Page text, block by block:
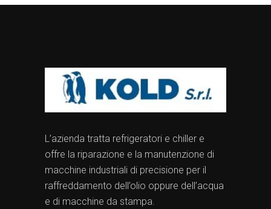
L’azienda tratta refrigeratori e chiller e
offre la riparazione e la manutenzione di
macchine industriali di precisione per il
raffreddamento dell’olio oppure dell’acqua
e di macchine da stampa.